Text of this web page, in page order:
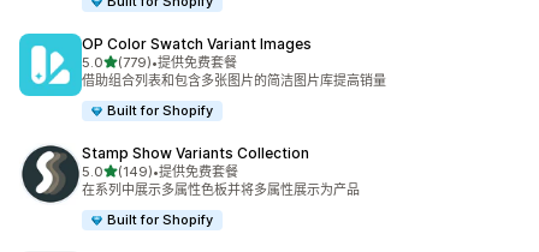
OP Color Swatch Variant Images
5.0星（满分 5 星）
(779)
总共 779 条评论
•提供免费套餐
借助组合列表和包含多张图片的简洁图片库提高销量
Built for Shopify
Stamp Show Variants Collection
5.0星（满分 5 星）
(149)
总共 149 条评论
•提供免费套餐
在系列中展示多属性色板并将多属性展示为产品
Built for Shopify